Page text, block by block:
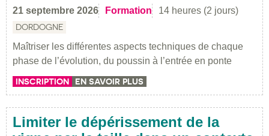
21 septembre 2026 Formation 14 heures (2 jours)
DORDOGNE
Maîtriser les différentes aspects techniques de chaque
phase de l’évolution, du poussin à l’entrée en ponte
INSCRIPTION EN SAVOIR PLUS
Limiter le dépérissement de la